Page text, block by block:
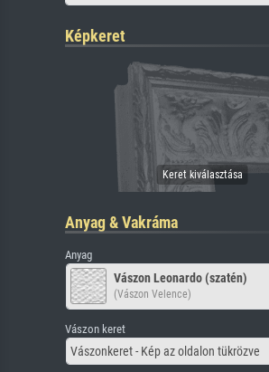
Képkeret
Anyag & Vakráma
Anyag
Vászon Leonardo (szatén)
(Vászon Velence)
Vászon keret
Vászonkeret - Kép az oldalon tükrözve